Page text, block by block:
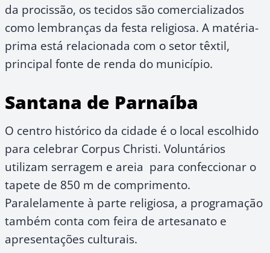
da procissão, os tecidos são comercializados
como lembranças da festa religiosa. A matéria-
prima está relacionada com o setor têxtil,
principal fonte de renda do município.
Santana de Parnaíba
O centro histórico da cidade é o local escolhido
para celebrar Corpus Christi. Voluntários
utilizam serragem e areia para confeccionar o
tapete de 850 m de comprimento.
Paralelamente à parte religiosa, a programação
também conta com feira de artesanato e
apresentações culturais.